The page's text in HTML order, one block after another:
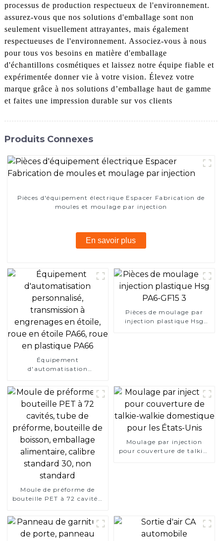
processus de production respectueux de l'environnement.
assurez-vous que nos solutions d'emballage sont non
seulement visuellement attrayantes, mais également
respectueuses de l'environnement. Associez-vous à nous
pour tous vos besoins en matière d'emballage
d'échantillons cosmétiques et laissez notre équipe fiable et
expérimentée donner vie à votre vision. Élevez votre
marque grâce à nos solutions d’emballage haut de gamme
et faites une impression durable sur vos clients
Produits Connexes
Pièces d'équipement électrique Espacer Fabrication de
moules et moulage par injection
En savoir plus
Équipement
d'automatisation
roue en étoile PA66, roue
en plastique PA66
Pièces de moulage par
injection plastique Hsg
Moule de préforme de
bouteille PET à 72 cavités,
emballage alimentaire,
calibre standard 30, non
Moulage par injection
pour couverture de talkie-